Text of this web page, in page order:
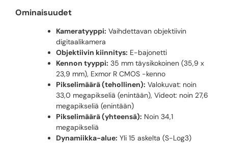
Ominaisuudet
Kameratyyppi: Vaihdettavan objektiivin
digitaalikamera
Objektiivin kiinnitys: E-bajonetti
Kennon tyyppi: 35 mm täysikokoinen (35,9 x
23,9 mm), Exmor R CMOS -kenno
Pikselimäärä (tehollinen): Valokuvat: noin
33,0 megapikseliä (enintään), Videot: noin 27,6
megapikseliä (enintään)
Pikselimäärä (yhteensä): Noin 34,1
megapikseliä
Dynamiikka-alue: Yli 15 askelta (S-Log3)